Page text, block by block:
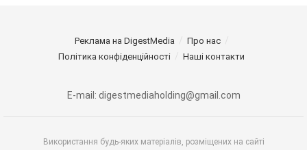
Реклама на DigestMedia
Про нас
Політика конфіденційності
Наші контакти
E-mail: digestmediaholding@gmail.com
Використання будь-яких матеріалів, розміщених на сайті